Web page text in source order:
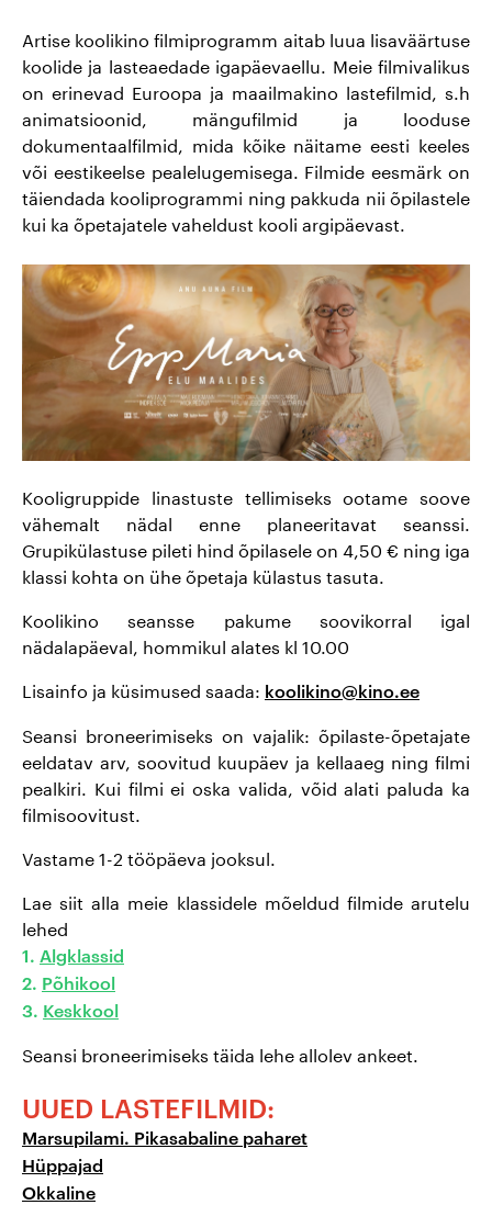
Artise animeõhtu
Вечер эстонского кино
Выбор дам
Детские утра Artis
Artišokk искушает
Утро достойного кино
Kафе
Artise koolikino filmiprogramm aitab luua lisaväärtuse
koolide ja lasteaedade igapäevaellu. Meie filmivalikus
on erinevad Euroopa ja maailmakino lastefilmid, s.h
animatsioonid, mängufilmid ja looduse
dokumentaalfilmid, mida kõike näitame eesti keeles
või eestikeelse pealelugemisega. Filmide eesmärk on
täiendada kooliprogrammi ning pakkuda nii õpilastele
kui ka õpetajatele vaheldust kooli argipäevast.
Kooligruppide linastuste tellimiseks ootame soove
vähemalt nädal enne planeeritavat seanssi.
Grupikülastuse pileti hind õpilasele on 4,50 € ning iga
klassi kohta on ühe õpetaja külastus tasuta.
Koolikino seansse pakume soovikorral igal
nädalapäeval, hommikul alates kl 10.00
Lisainfo ja küsimused saada: koolikino@kino.ee
Seansi broneerimiseks on vajalik: õpilaste-õpetajate
eeldatav arv, soovitud kuupäev ja kellaaeg ning filmi
pealkiri. Kui filmi ei oska valida, võid alati paluda ka
filmisoovitust.
Vastame 1-2 tööpäeva jooksul.
Lae siit alla meie klassidele mõeldud filmide arutelu
lehed
1. Algklassid
2. Põhikool
3. Keskkool
Seansi broneerimiseks täida lehe allolev ankeet.
UUED LASTEFILMID:
Marsupilami. Pikasabaline paharet
Hüppajad
Okkaline